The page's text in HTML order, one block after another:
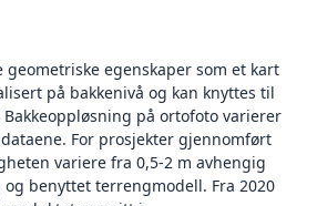
geometriske egenskaper som et kart
på bakkenivå og kan knyttes til
på ortofoto varierer
For prosjekter gjennomført
variere fra 0,5-2 m avhengig
benyttet terrengmodell. Fra 2020